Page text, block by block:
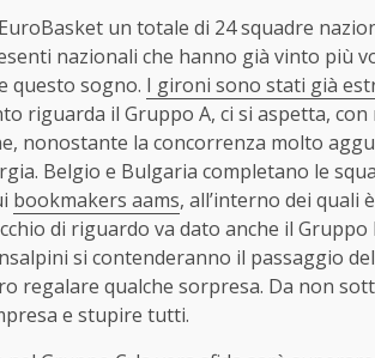
un totale di 24 squadre
nazionali che hanno già vinto più
questo sogno. I gironi sono stati già
riguarda il Gruppo A, ci si aspetta,
nonostante la concorrenza molto
Belgio e Bulgaria completano le
bookmakers aams, all’interno dei quali
di riguardo va dato anche il Gruppo
si contenderanno il passaggio
regalare qualche sorpresa. Da non
e stupire tutti.